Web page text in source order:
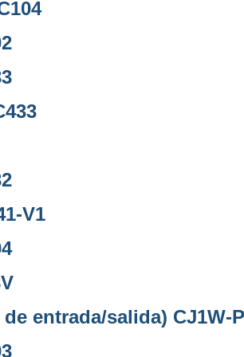
V1
entrada/salida) CJ1W-